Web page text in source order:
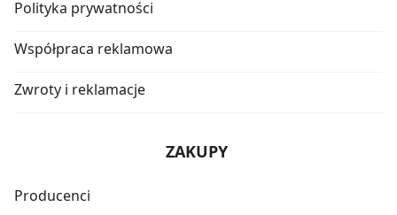
Polityka prywatności
Współpraca reklamowa
Zwroty i reklamacje
ZAKUPY
Producenci